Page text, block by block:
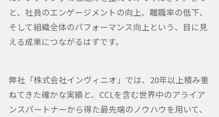
と、社員のエンゲージメントの向上、離職率の低下、
そして組織全体のパフォーマンス向上という、目に見
える成果につながるはずです。
弊社「株式会社インヴィニオ」では、20年以上積み重
ねてきた確かな実績と、CCLを含む世界中のアライア
ンスパートナーから得た最先端のノウハウを用いて、